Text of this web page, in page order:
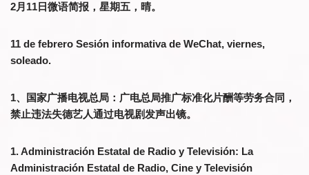
2月11日微语简报，星期五，晴。
11 de febrero Sesión informativa de WeChat, viernes,
soleado.
1、国家广播电视总局：广电总局推广标准化片酬等劳务合同，
禁止违法失德艺人通过电视剧发声出镜。
1. Administración Estatal de Radio y Televisión: La
Administración Estatal de Radio, Cine y Televisión